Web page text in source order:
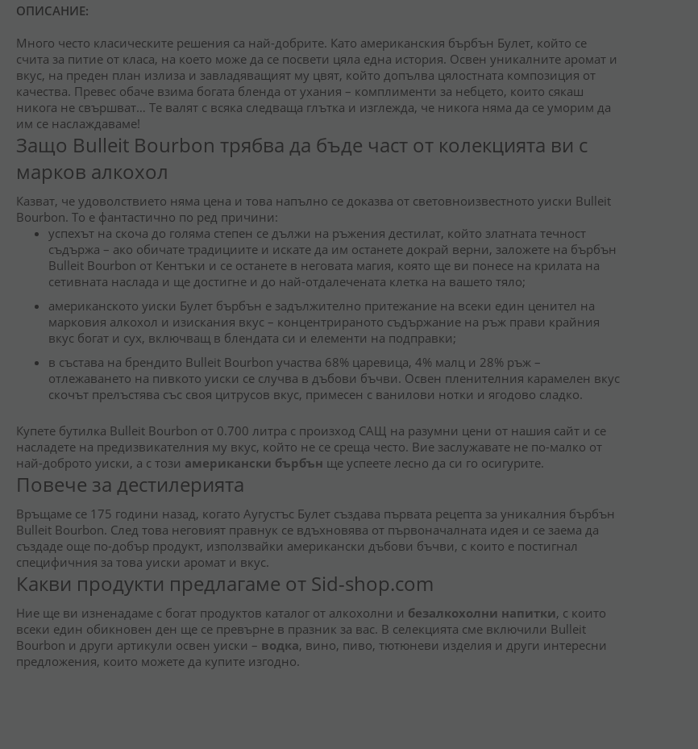
ОПИСАНИЕ:
Много често класическите решения са най-добрите. Като американския бърбън Булет, който се
счита за питие от класа, на което може да се посвети цяла една история. Освен уникалните аромат и
вкус, на преден план излиза и завладяващият му цвят, който допълва цялостната композиция от
качества. Превес обаче взима богата бленда от ухания – комплименти за небцето, които сякаш
никога не свършват… Те валят с всяка следваща глътка и изглежда, че никога няма да се уморим да
им се наслаждаваме!
Защо Bulleit Bourbon трябва да бъде част от колекцията ви с
марков алкохол
Казват, че удоволствието няма цена и това напълно се доказва от световноизвестното уиски Bulleit
Bourbon. То е фантастично по ред причини:
успехът на скоча до голяма степен се дължи на ръжения дестилат, който златната течност
съдържа – ако обичате традициите и искате да им останете докрай верни, заложете на бърбън
Bulleit Bourbon от Кентъки и се останете в неговата магия, която ще ви понесе на крилата на
сетивната наслада и ще достигне и до най-отдалечената клетка на вашето тяло;
американското уиски Булет бърбън е задължително притежание на всеки един ценител на
марковия алкохол и изискания вкус – концентрираното съдържание на ръж прави крайния
вкус богат и сух, включващ в блендата си и елементи на подправки;
в състава на брендито Bulleit Bourbon участва 68% царевица, 4% малц и 28% ръж –
отлежаването на пивкото уиски се случва в дъбови бъчви. Освен пленителния карамелен вкус
скочът прелъстява със своя цитрусов вкус, примесен с ванилови нотки и ягодово сладко.
Купете бутилка Bulleit Bourbon от 0.700 литра с произход САЩ на разумни цени от нашия сайт и се
насладете на предизвикателния му вкус, който не се среща често. Вие заслужавате не по-малко от
най-доброто уиски, а с този американски бърбън ще успеете лесно да си го осигурите.
Повече за дестилерията
Връщаме се 175 години назад, когато Аугустъс Булет създава първата рецепта за уникалния бърбън
Bulleit Bourbon. След това неговият правнук се вдъхновява от първоначалната идея и се заема да
създаде още по-добър продукт, използвайки американски дъбови бъчви, с които е постигнал
специфичния за това уиски аромат и вкус.
Какви продукти предлагаме от Sid-shop.com
Ние ще ви изненадаме с богат продуктов каталог от алкохолни и безалкохолни напитки, с които
всеки един обикновен ден ще се превърне в празник за вас. В селекцията сме включили Bulleit
Bourbon и други артикули освен уиски – водка, вино, пиво, тютюневи изделия и други интересни
предложения, които можете да купите изгодно.